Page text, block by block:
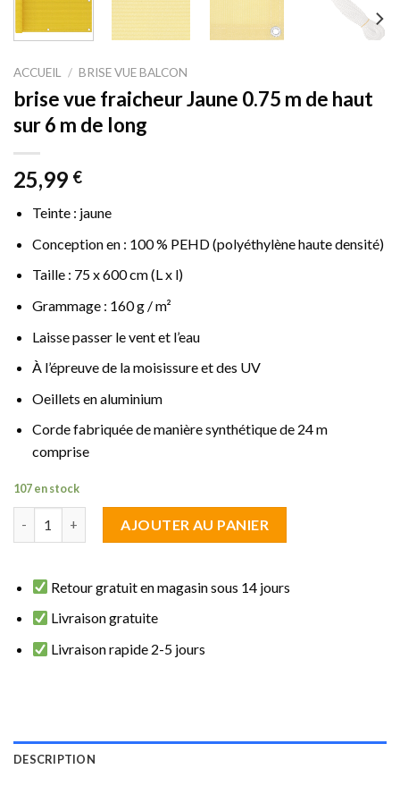
ACCUEIL / BRISE VUE BALCON
brise vue fraicheur Jaune 0.75 m de haut
sur 6 m de long
25,99 €
Teinte : jaune
Conception en : 100 % PEHD (polyéthylène haute densité)
Taille : 75 x 600 cm (L x l)
Grammage : 160 g / m²
Laisse passer le vent et l’eau
À l’épreuve de la moisissure et des UV
Oeillets en aluminium
Corde fabriquée de manière synthétique de 24 m
comprise
107 en stock
AJOUTER AU PANIER
Retour gratuit en magasin sous 14 jours
Livraison gratuite
Livraison rapide 2-5 jours
DESCRIPTION